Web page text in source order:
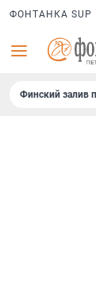
ФОНТАНКА SUP
Финский залив